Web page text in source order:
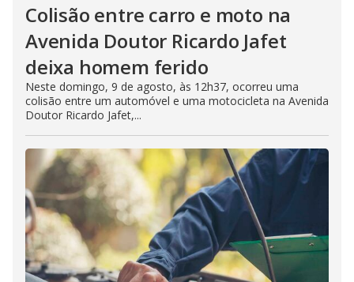
Colisão entre carro e moto na
Avenida Doutor Ricardo Jafet
deixa homem ferido
Neste domingo, 9 de agosto, às 12h37, ocorreu uma
colisão entre um automóvel e uma motocicleta na Avenida
Doutor Ricardo Jafet,...